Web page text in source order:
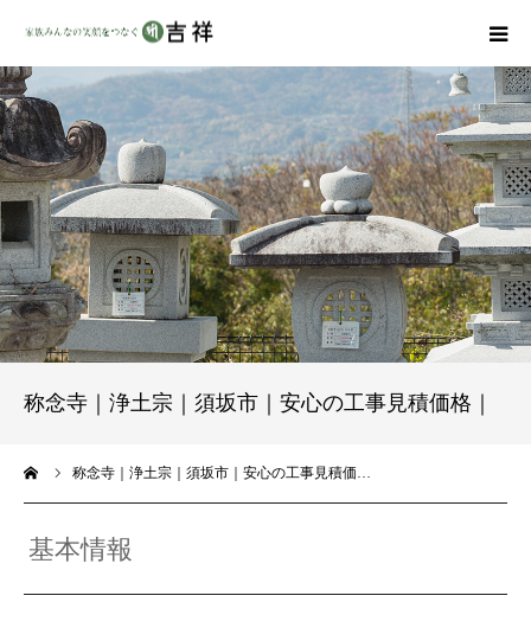
称念寺｜浄土宗｜須坂市｜安心の工事見積価格｜
称念寺｜浄土宗｜須坂市｜安心の工事見積価…
基本情報
戒名彫りについて
商品ラインナップ
墓地・霊園を探す
吉祥の特徴